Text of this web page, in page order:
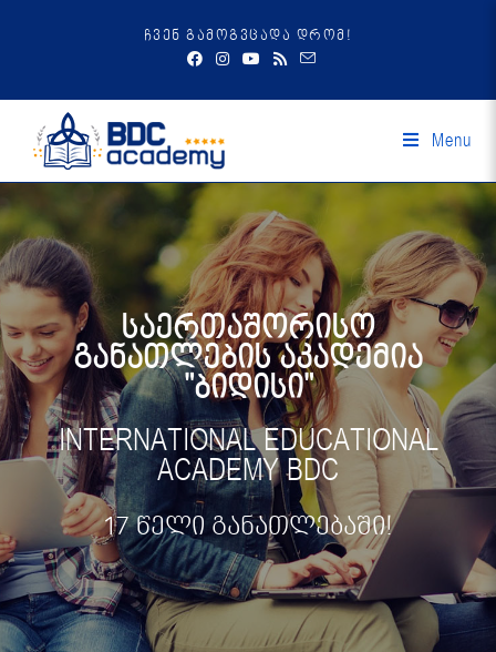
ჩვენ გამოგვცადა დრომ!
Menu
საერთაშორისო
განათლების აკადემია
"ბიდისი"
INTERNATIONAL EDUCATIONAL
ACADEMY BDC
17 წელი განათლებაში!